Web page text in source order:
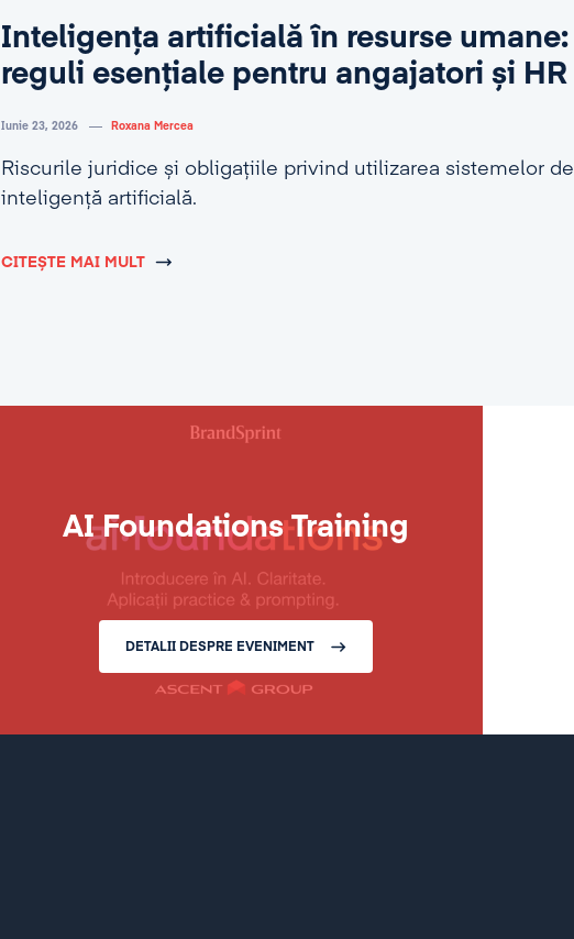
Inteligența artificială în resurse umane:
reguli esențiale pentru angajatori și HR
Iunie 23, 2026 Roxana Mercea
Riscurile juridice și obligațiile privind utilizarea sistemelor de
inteligență artificială.
CITEȘTE MAI MULT
AI Foundations Training
DETALII DESPRE EVENIMENT